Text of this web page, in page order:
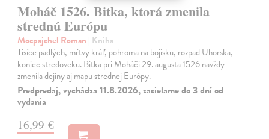
Moháč 1526. Bitka, ktorá zmenila
strednú Európu
Mocpajchel Roman | Kniha
Tisíce padlých, mŕtvy kráľ, pohroma na bojisku, rozpad Uhorska,
koniec stredoveku. Bitka pri Moháči 29. augusta 1526 navždy
zmenila dejiny aj mapu strednej Európy.
Predpredaj, vychádza 11.8.2026, zasielame do 3 dní od
vydania
16,99 €